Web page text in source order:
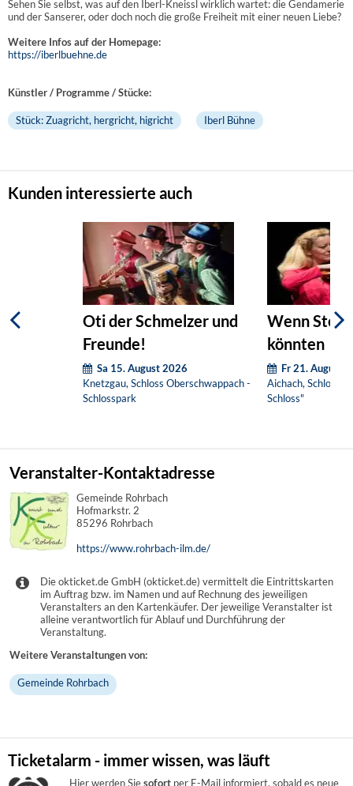
Sehen Sie selbst, was auf den Iberl-Kneissl wirklich wartet: die Gendamerie
und der Sanserer, oder doch noch die große Freiheit mit einer neuen Liebe?
Weitere Infos auf der Homepage:
https://iberlbuehne.de
Künstler / Programme / Stücke:
Stück: Zuagricht, hergricht, higricht Iberl Bühne
Kunden interessierte auch
Oti der Schmelzer und
Freunde!
Sa 15. August 2026
Knetzgau, Schloss Oberschwappach -
Schlosspark
Wenn
könnten
Fr 21. August
Aichach, Schloss
Schloss"
Veranstalter-Kontaktadresse
Gemeinde Rohrbach
Hofmarkstr. 2
85296 Rohrbach
https://www.rohrbach-ilm.de/
Die okticket.de GmbH (okticket.de) vermittelt die Eintrittskarten
im Auftrag bzw. im Namen und auf Rechnung des jeweiligen
Veranstalters an den Kartenkäufer. Der jeweilige Veranstalter ist
alleine verantwortlich für Ablauf und Durchführung der
Veranstaltung.
Weitere Veranstaltungen von:
Gemeinde Rohrbach
Ticketalarm - immer wissen, was läuft
Hier werden Siesofort per E-Mail informiert, sobald es neue